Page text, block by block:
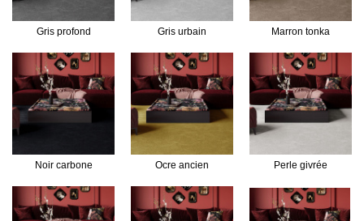
Gris profond Gris urbain Marron tonka
Noir carbone Ocre ancien Perle givrée